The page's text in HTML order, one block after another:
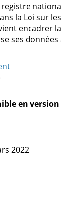
registre
la Loi sur
encadrer
ses
en
2022